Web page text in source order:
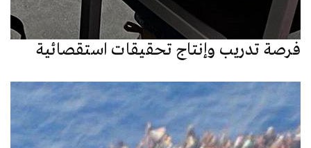
فرصة تدريب وإنتاج تحقيقات استقصائية